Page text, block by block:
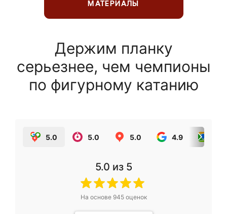
МАТЕРИАЛЫ
Держим планку
серьезнее, чем чемпионы
по фигурному катанию
5.0 5.0 5.0 4.9
5.0 из 5
На основе 945оценок